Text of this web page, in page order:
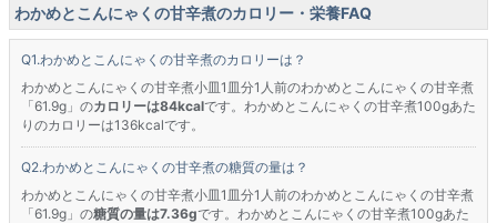
わかめとこんにゃくの甘辛煮のカロリー・栄養FAQ
わかめとこんにゃくの甘辛煮のカロリーは？
わかめとこんにゃくの甘辛煮小皿1皿分1人前のわかめとこんにゃくの甘辛煮
「61.9g」のカロリーは84kcalです。わかめとこんにゃくの甘辛煮100gあた
りのカロリーは136kcalです。
わかめとこんにゃくの甘辛煮の糖質の量は？
わかめとこんにゃくの甘辛煮小皿1皿分1人前のわかめとこんにゃくの甘辛煮
「61.9g」の糖質の量は7.36gです。わかめとこんにゃくの甘辛煮100gあた